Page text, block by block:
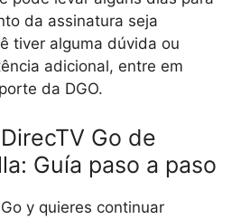
da assinatura seja
tiver alguma dúvida ou
adicional, entre em
da DGO.
Go de
Guía paso a paso
y quieres continuar